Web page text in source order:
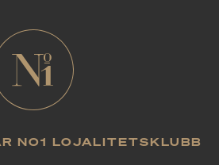
NO1 LOJALITETSKLUBB